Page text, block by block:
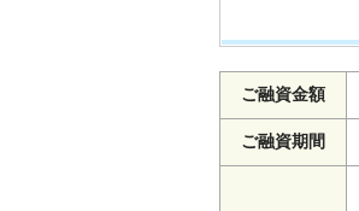
ご融資金額
ご融資期間